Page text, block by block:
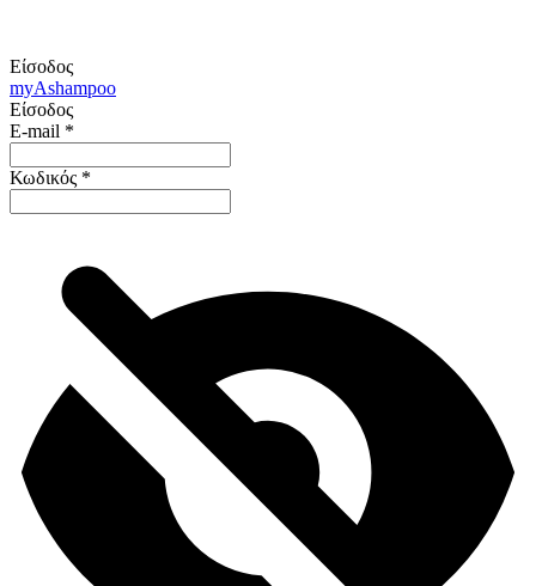
Είσοδος
myAshampoo
Είσοδος
E-mail *
Κωδικός *